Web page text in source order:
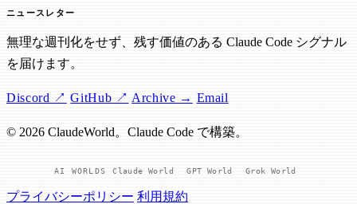
ニュースレター
無理な週刊化をせず、残す価値のある Claude Code シグナル
を届けます。
Discord ↗ GitHub ↗ Archive → Email
© 2026 ClaudeWorld。Claude Code で構築。
AI WORLDS Claude World GPT World Grok World
プライバシーポリシー 利用規約